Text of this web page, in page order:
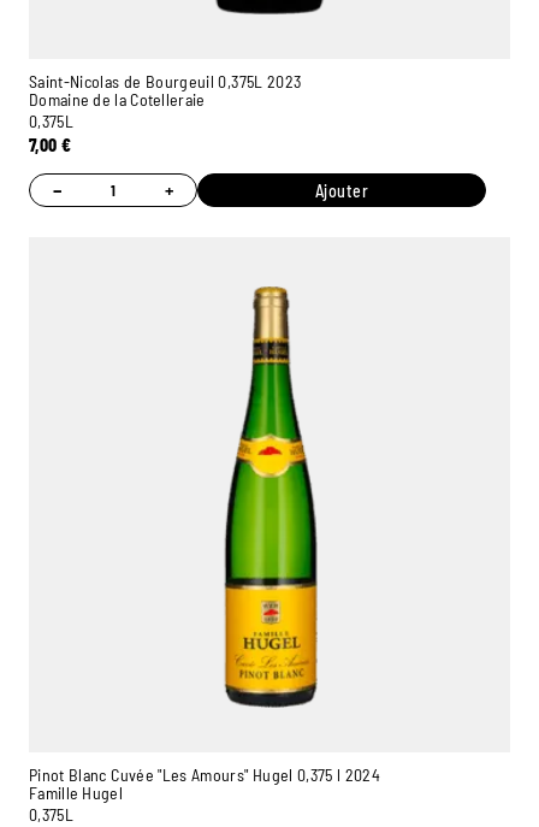
Saint-Nicolas de Bourgeuil 0,375L 2023
Domaine de la Cotelleraie
0,375L
7,00 €
− + Ajouter
Pinot Blanc Cuvée "Les Amours" Hugel 0,375 l 2024
Famille Hugel
0,375L